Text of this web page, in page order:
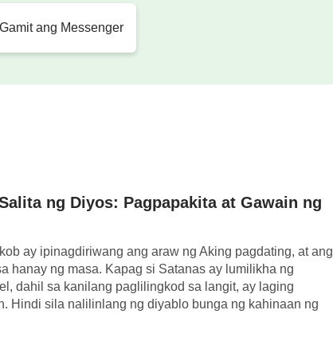
nakamit ni Abraham ay hindi ang
ng Diyos sa Kanyang pamamahala,
ni Abraham. Ibig ipakahulugan ng mga ito
Nang magsalita ang Diyos, nang
ng Diyos, na mula sa panahong iyon, ang
ibinayad, kung ano ang mayroon Siya at
ang Kanyang buhay, ay ibibigay kay Abraham
ng Diyos, na magmula sa grupong ito
gawa at papayagan ang taong makita ang
ang Messenger
ng Diyos: Pagpapakita at Gawain ng
ay ipinagdiriwang ang araw ng Aking pagdating, at ang
hanay ng masa. Kapag si Satanas ay lumilikha ng
dahil sa kanilang paglilingkod sa langit, ay laging
Hindi sila nalilinlang ng diyablo bunga ng kahinaan ng